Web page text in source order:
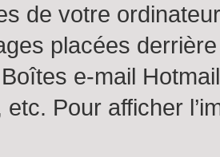
de votre
placées
e-mail
etc. Pour afficher